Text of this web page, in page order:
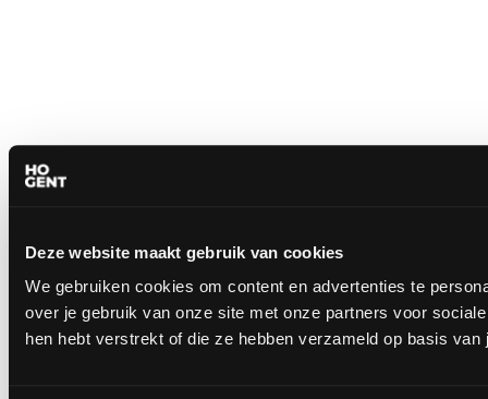
Deze website maakt gebruik van cookies
We gebruiken cookies om content en advertenties te
over je gebruik van onze site met onze partners voor
hen hebt verstrekt of die ze hebben verzameld op basis van